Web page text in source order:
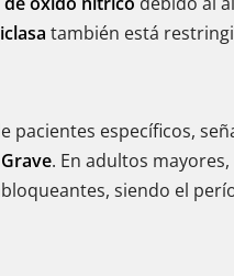
también está
pacientes específicos,
. En adultos
siendo el